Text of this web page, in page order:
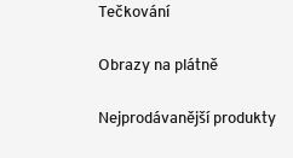
Tečkování
Obrazy na plátně
Nejprodávanější produkty